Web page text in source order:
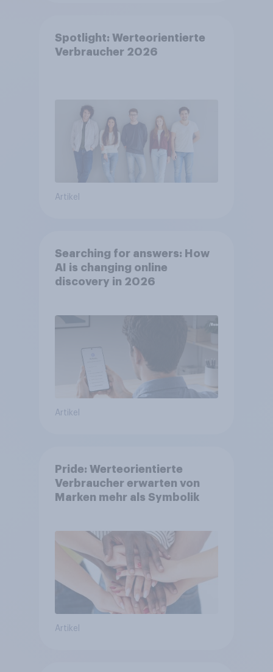
Spotlight: Werteorientierte
Verbraucher 2026
Artikel
Searching for answers: How
AI is changing online
discovery in 2026
Artikel
Pride: Werteorientierte
Verbraucher erwarten von
Marken mehr als Symbolik
Artikel